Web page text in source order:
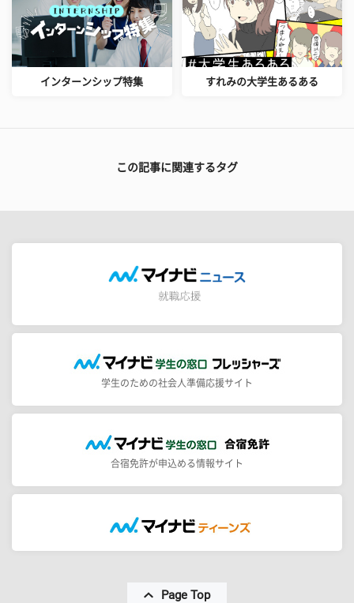
インターンシップ特集 すれみの大学生あるある
この記事に関連するタグ
学生のための社会人準備応援サイト
合宿免許が申込める情報サイト
Page Top